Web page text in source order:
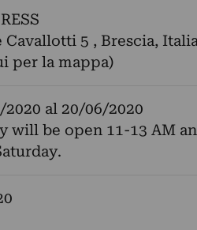
Cavallotti 5 , Brescia,
per la mappa)
2020 al 20/06/2020
will be open 11-13 AM